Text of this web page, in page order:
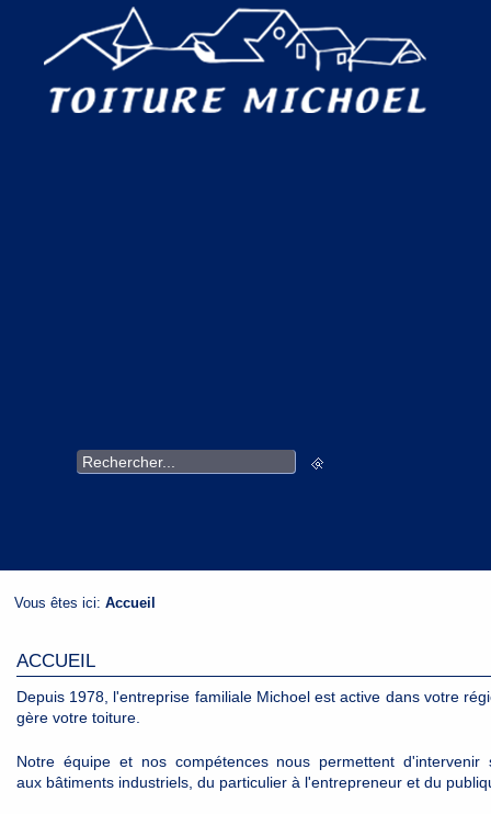
Vous êtes ici: Accueil
ACCUEIL
Depuis 1978, l'entreprise familiale Michoel est active dans votre
gère votre toiture.
Notre équipe et nos compétences nous permettent
aux bâtiments industriels, du particulier à l'entrepreneur et du